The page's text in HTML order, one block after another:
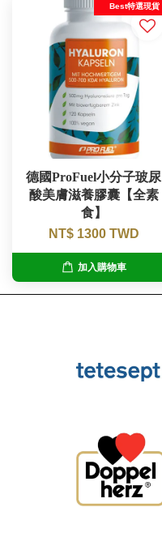
Best特選現貨
德國ProFuel小分子玻尿
酸美膚滋養膠囊【全素
食】
NT$ 1300 TWD
加入購物車